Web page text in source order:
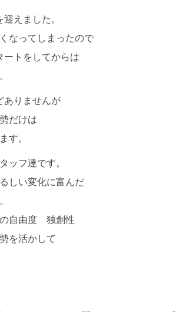
えました。
なってしまったので
トをしてからは
ありませんが
だけは
す。
ッフ達です。
しい変化に富んだ
自由度 独創性
を活かして